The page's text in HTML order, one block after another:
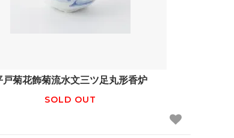
戸菊花飾菊流水文三ツ足丸形香炉
SOLD OUT